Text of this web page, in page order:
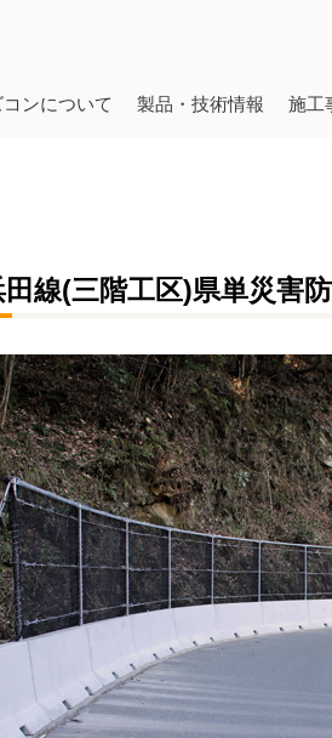
コンについて 製品・技術情報 施工
線(三階工区)県単災害